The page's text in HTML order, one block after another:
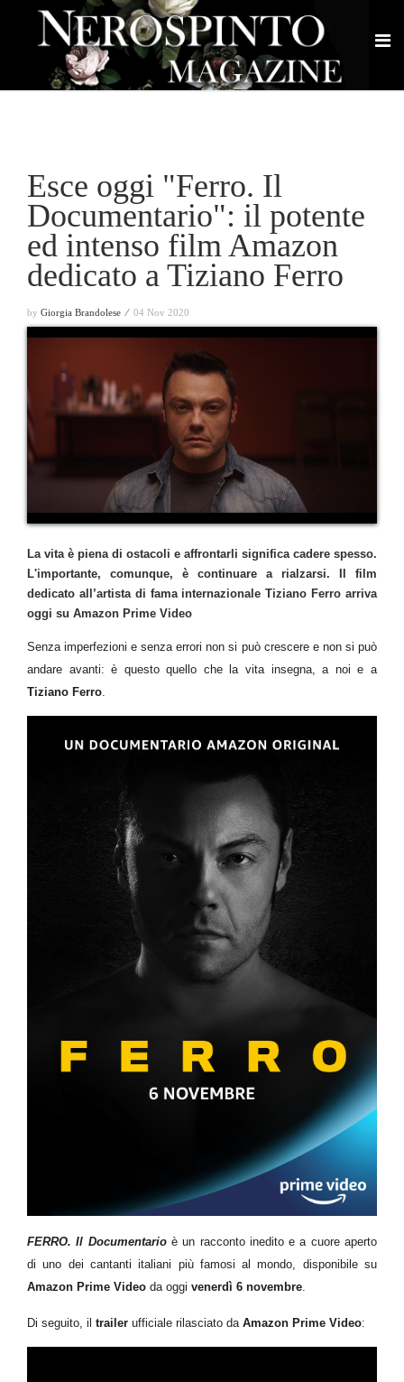
Esce oggi "Ferro. Il
Documentario": il potente
ed intenso film Amazon
dedicato a Tiziano Ferro
by Giorgia Brandolese ⁄ 04 Nov 2020
La vita è piena di ostacoli e affrontarli significa cadere spesso.
L'importante, comunque, è continuare a rialzarsi. Il film
dedicato all’artista di fama internazionale Tiziano Ferro arriva
oggi su Amazon Prime Video
Senza imperfezioni e senza errori non si può crescere e non si può
andare avanti: è questo quello che la vita insegna, a noi e a
Tiziano Ferro.
FERRO. Il Documentarioè un racconto inedito e a cuore aperto
di uno dei cantanti italiani più famosi al mondo, disponibile su
Amazon Prime Video da oggi venerdì 6 novembre.
Di seguito, il trailer ufficiale rilasciato da Amazon Prime Video: